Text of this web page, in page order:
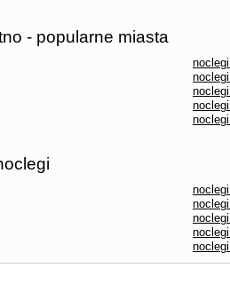
- popularne miasta
noclegi